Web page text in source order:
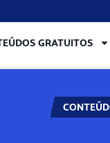
GRATUITOS